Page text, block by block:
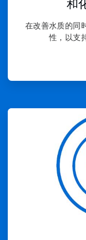
和
在改善水质的同
性，以支